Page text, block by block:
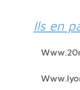
Ils en